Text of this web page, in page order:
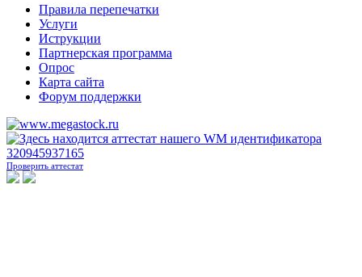
Правила перепечатки
Услуги
Иструкции
Партнерская программа
Опрос
Карта сайта
Форум поддержки
Проверить аттестат